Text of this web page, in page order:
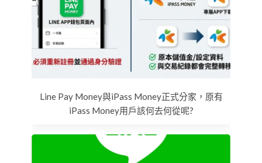
Line Pay Money與iPass Money正式分家，原有
iPass Money用戶該何去何從呢?